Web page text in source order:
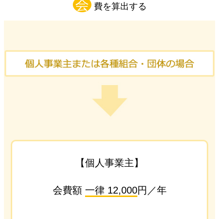
会 費を算出する
【個人事業主】
会費額 一律 12,000円／年